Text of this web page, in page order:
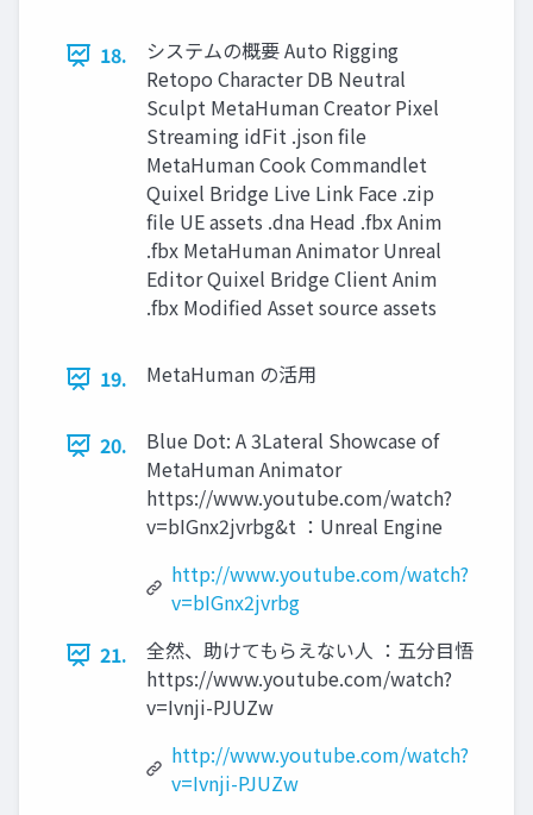
18.
システムの概要 Auto Rigging
Retopo Character DB Neutral
Sculpt MetaHuman Creator Pixel
Streaming idFit .json ﬁle
MetaHuman Cook Commandlet
Quixel Bridge Live Link Face .zip
ﬁle UE assets .dna Head .fbx Anim
.fbx MetaHuman Animator Unreal
Editor Quixel Bridge Client Anim
.fbx Modiﬁed Asset source assets
19. MetaHuman の活用
20.
Blue Dot: A 3Lateral Showcase of
MetaHuman Animator
https://www.youtube.com/watch?
v=bIGnx2jvrbg&t ：Unreal Engine
http://www.youtube.com/watch?
v=bIGnx2jvrbg
21.
全然、助けてもらえない人 ：五分目悟
https://www.youtube.com/watch?
v=Ivnji-PJUZw
http://www.youtube.com/watch?
v=Ivnji-PJUZw